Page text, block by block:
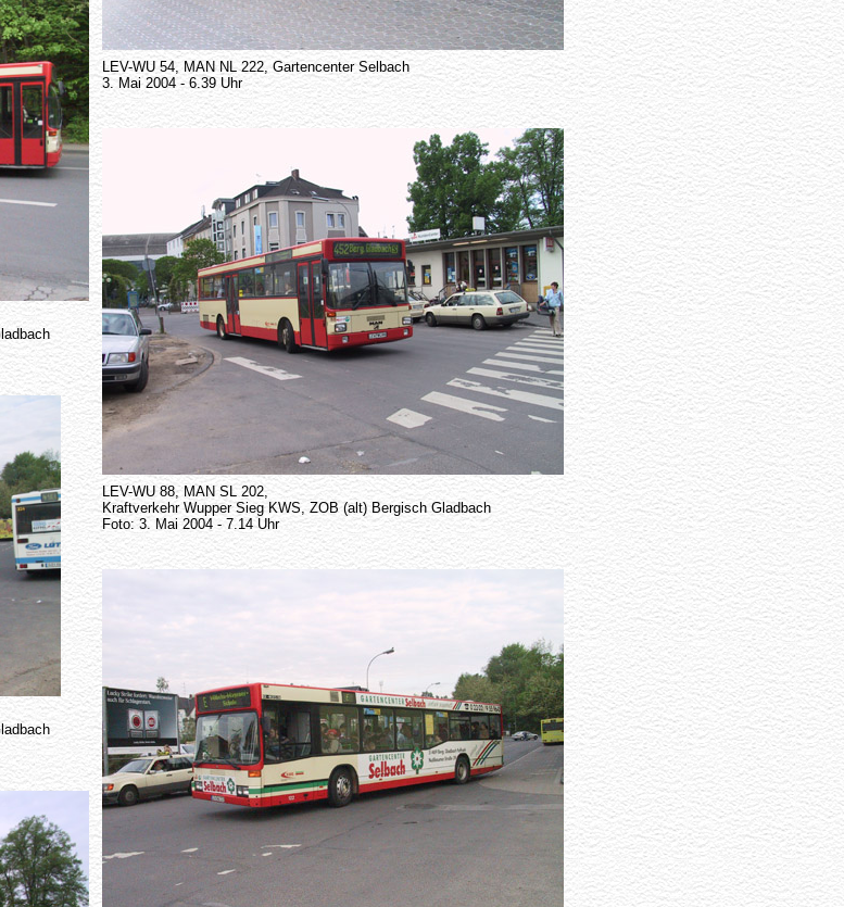
LEV-WU 54, MAN NL 222, Gartencenter Selbach
3. Mai 2004 - 6.39 Uhr
LEV-WU 88, MAN SL 202,
Kraftverkehr Wupper Sieg KWS, ZOB (alt) Bergisch Gladbach
Foto: 3. Mai 2004 - 7.14 Uhr